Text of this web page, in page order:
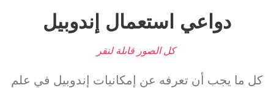
دواعي استعمال إندوبيل
كل الصور قابلة لنقر
كل ما يجب أن تعرفه عن إمكانيات إندوبيل في علم